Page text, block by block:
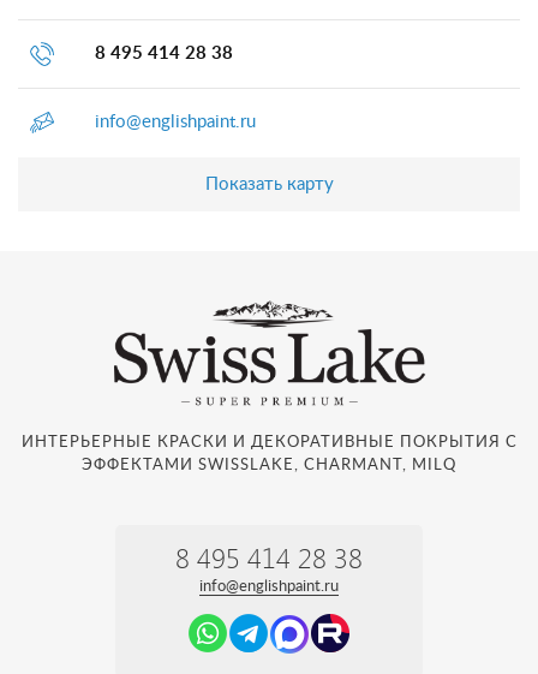
8 495 414 28 38
info@englishpaint.ru
Показать карту
ИНТЕРЬЕРНЫЕ КРАСКИ И ДЕКОРАТИВНЫЕ ПОКРЫТИЯ С
ЭФФЕКТАМИ SWISSLAKE, CHARMANT, MILQ
8 495 414 28 38
info@englishpaint.ru